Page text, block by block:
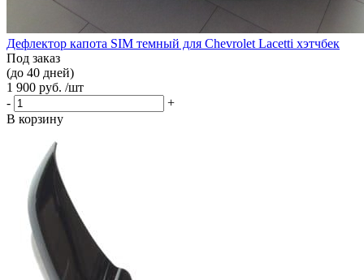
Дефлектор капота SIM темный для Chevrolet Lacetti хэтчбек
Под заказ
(до 40 дней)
1 900 руб. /шт
-
+
В корзину